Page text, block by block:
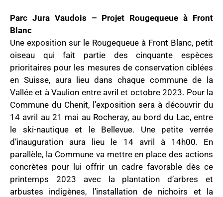
Parc Jura Vaudois – Projet Rougequeue à Front
Blanc
Une exposition sur le Rougequeue à Front Blanc, petit
oiseau qui fait partie des cinquante espèces
prioritaires pour les mesures de conservation ciblées
en Suisse, aura lieu dans chaque commune de la
Vallée et à Vaulion entre avril et octobre 2023. Pour la
Commune du Chenit, l’exposition sera à découvrir du
14 avril au 21 mai au Rocheray, au bord du Lac, entre
le ski-nautique et le Bellevue. Une petite verrée
d’inauguration aura lieu le 14 avril à 14h00. En
parallèle, la Commune va mettre en place des actions
concrètes pour lui offrir un cadre favorable dès ce
printemps 2023 avec la plantation d’arbres et
arbustes indigènes, l’installation de nichoirs et la